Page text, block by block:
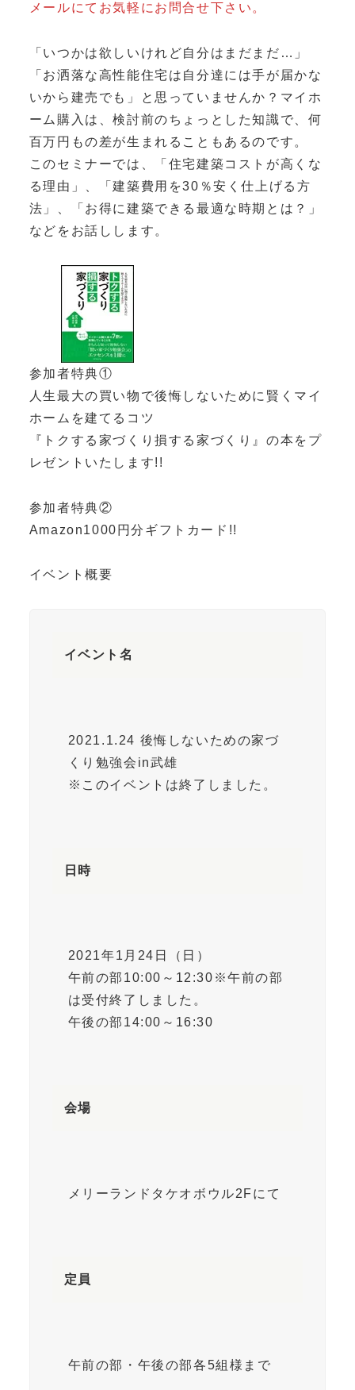
メールにてお気軽にお問合せ下さい。
「いつかは欲しいけれど自分はまだまだ…」
「お洒落な高性能住宅は自分達には手が届かな
いから建売でも」と思っていませんか？マイホ
ーム購入は、検討前のちょっとした知識で、何
百万円もの差が生まれることもあるのです。
このセミナーでは、「住宅建築コストが高くな
る理由」、「建築費用を30％安く仕上げる方
法」、「お得に建築できる最適な時期とは？」
などをお話しします。
参加者特典①
人生最大の買い物で後悔しないために賢くマイ
ホームを建てるコツ
『トクする家づくり損する家づくり』の本をプ
レゼントいたします!!
参加者特典②
Amazon1000円分ギフトカード!!
イベント概要
イベント名
2021.1.24 後悔しないための家づ
くり勉強会in武雄
※このイベントは終了しました。
日時
2021年1月24日（日）
午前の部10:00～12:30※午前の部
は受付終了しました。
午後の部14:00～16:30
会場
メリーランドタケオボウル2Fにて
定員
午前の部・午後の部各5組様まで